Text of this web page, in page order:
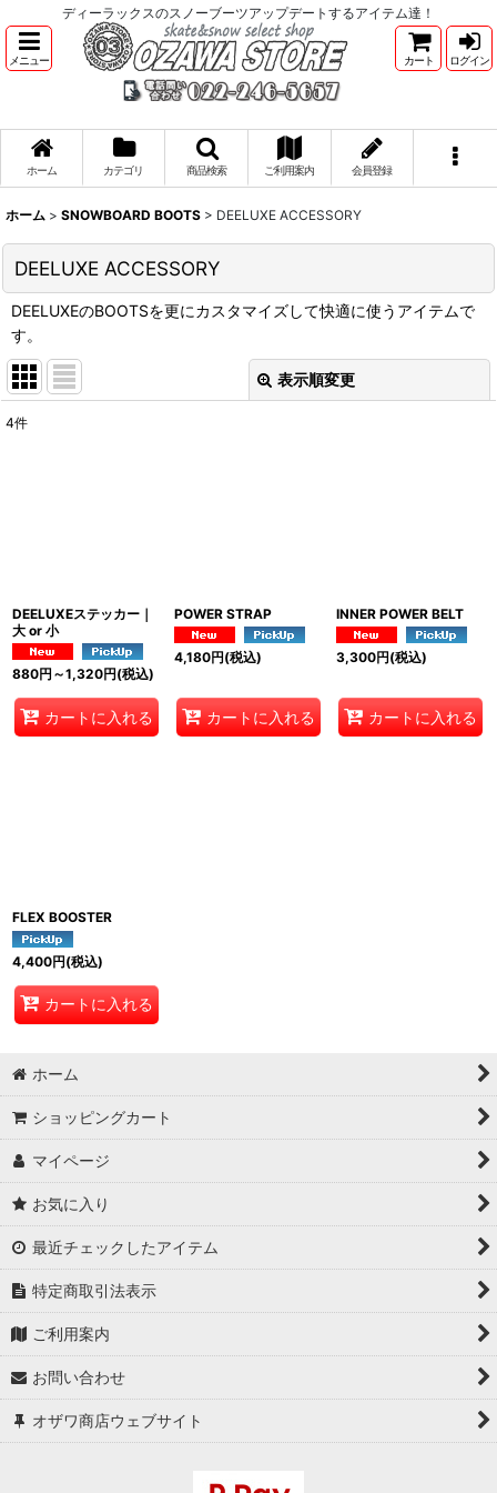
ディーラックスのスノーブーツアップデートするアイテム達！
メニュー カート ログイン
ホーム カテゴリ 商品検索 ご利用案内 会員登録
ホーム > SNOWBOARD BOOTS > DEELUXE ACCESSORY
DEELUXE ACCESSORY
DEELUXEのBOOTSを更にカスタマイズして快適に使うアイテムで
す。
表示順変更
4件
DEELUXEステッカー｜
大 or 小
880円 ～1,320円(税込)
カートに入れる
POWER STRAP
4,180円(税込)
カートに入れる
INNER POWER BELT
3,300円(税込)
カートに入れる
FLEX BOOSTER
4,400円(税込)
カートに入れる
ホーム
ショッピングカート
マイページ
お気に入り
最近チェックしたアイテム
特定商取引法表示
ご利用案内
お問い合わせ
オザワ商店ウェブサイト